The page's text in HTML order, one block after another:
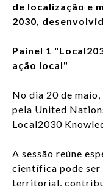
de localização e
2030,
Painel 1
ação local"
No dia 20 de
pela United
Local2030
A sessão reúne
científica pode ser
territorial,